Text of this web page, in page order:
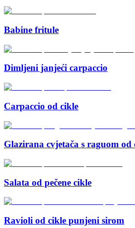
Babine fritule
Dimljeni janjeći carpaccio
Carpaccio od cikle
Glazirana cvjetača s raguom od
Salata od pečene cikle
Ravioli od cikle punjeni sirom